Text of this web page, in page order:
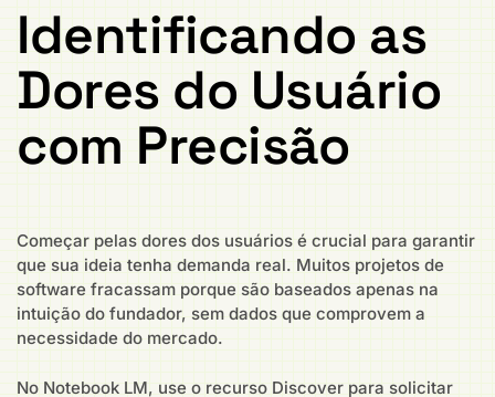
Identificando as
Dores do Usuário
com Precisão
Começar pelas dores dos usuários é crucial para garantir
que sua ideia tenha demanda real. Muitos projetos de
software fracassam porque são baseados apenas na
intuição do fundador, sem dados que comprovem a
necessidade do mercado.
No Notebook LM, use o recurso Discover para solicitar